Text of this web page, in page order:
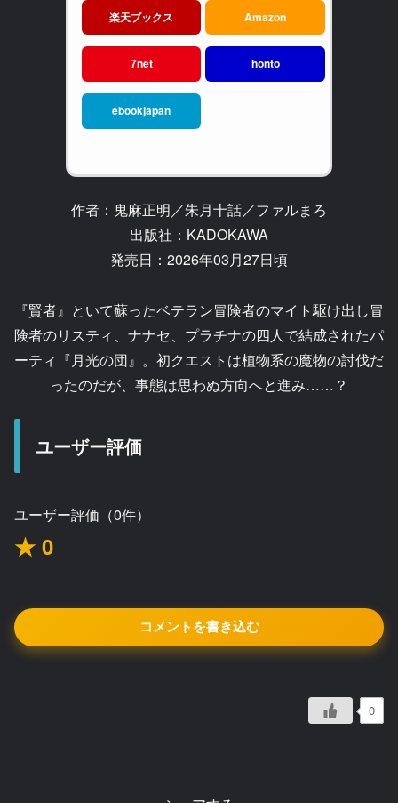
楽天ブックス Amazon
7net honto
ebookjapan
作者：鬼麻正明／朱月十話／ファルまろ
出版社：KADOKAWA
発売日：2026年03月27日頃
『賢者』といて蘇ったベテラン冒険者のマイト駆け出し冒
険者のリスティ、ナナセ、プラチナの四人で結成されたパ
ーティ『月光の団』。初クエストは植物系の魔物の討伐だ
ったのだが、事態は思わぬ方向へと進み……？
ユーザー評価
ユーザー評価（0件）
★ 0
コメントを書き込む
0